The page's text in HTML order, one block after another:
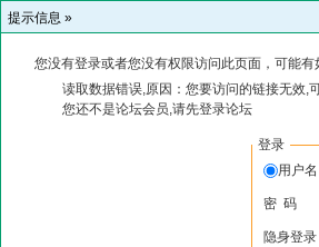
提示信息 »
您没有登录或者您没有权限访问此页面，可能有
读取数据错误,原因：您要访问的链接无效,
您还不是论坛会员,请先登录论坛
登录
用户名
密 码
隐身登录